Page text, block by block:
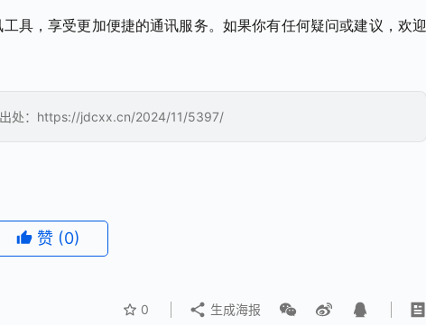
具，享受更加便捷的通讯服务。如果你有任何疑问或建议，欢迎
出处：https://jdcxx.cn/2024/11/5397/
赞 (0)
0 生成海报